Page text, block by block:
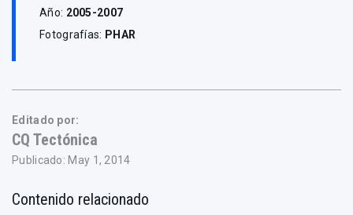
Año: 2005-2007
Fotografías: PHAR
Editado por:
CQ Tectónica
Publicado: May 1, 2014
Contenido relacionado